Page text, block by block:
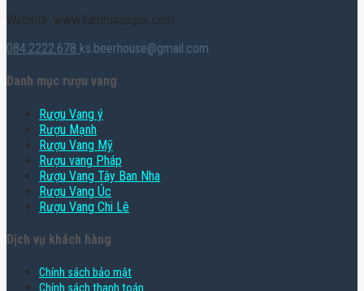
Website: www.hamruoungon.com
084.2222.678 ks.beerhouse@gmail.com
Danh mục rượu vang
Rượu Vang ý
Rượu Mạnh
Rượu Vang Mỹ
Rượu vang Pháp
Rượu Vang Tây Ban Nha
Rượu Vang Úc
Rượu Vang Chi Lê
Dịch vụ khách hàng
Chính sách bảo mật
Chính sách thanh toán